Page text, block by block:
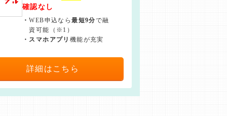
確認なし
・WEB申込なら最短9分で融
資可能（※1）
・ スマホアプリ 機能が充実
詳細はこちら